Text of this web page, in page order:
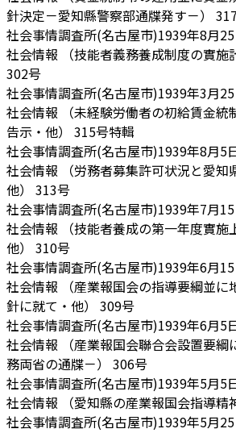
針決定－愛知縣警察部通牒発す－）
社会事情調査所(名古屋市)1939年8月
社会情報 （技能者義務養成制度の實施
302号
社会事情調査所(名古屋市)1939年3月
社会情報 （未経験労働者の初給賃金統
告示・他）
315号特輯
社会事情調査所(名古屋市)1939年8月5
社会情報 （労務者募集許可状況と愛知
他）
313号
社会事情調査所(名古屋市)1939年7月
社会情報 （技能者養成の第一年度實施
他）
310号
社会事情調査所(名古屋市)1939年6月
社会情報 （産業報国会の指導要綱並に
針に就て・他）
309号
社会事情調査所(名古屋市)1939年6月5
社会情報 （産業報国会聯合会設置要綱
務両省の通牒－）
306号
社会事情調査所(名古屋市)1939年5月5
社会情報 （愛知縣の産業報国会指導精
社会事情調査所(名古屋市)1939年5月